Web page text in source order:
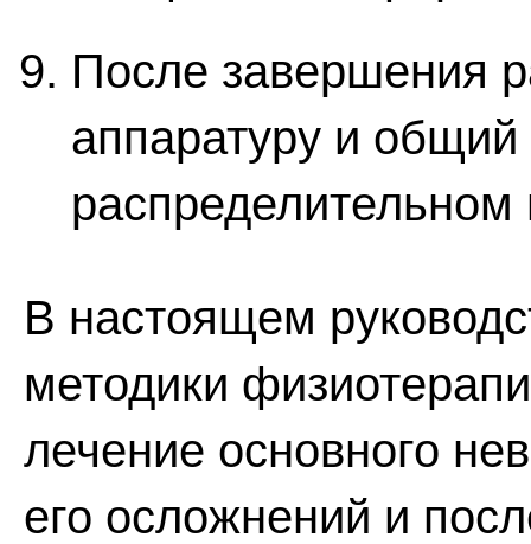
После завершения
аппаратуру и общий
В настоящем
методики
лечение основного
его осложнений и